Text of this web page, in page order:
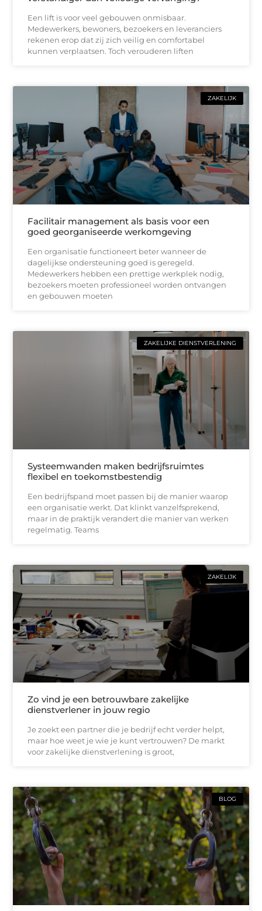
Een lift is voor veel gebouwen onmisbaar.
Medewerkers, bewoners, bezoekers en leveranciers
rekenen erop dat zij zich veilig en comfortabel
kunnen verplaatsen. Toch verouderen liften
ZAKELIJK
Facilitair management als basis voor een
goed georganiseerde werkomgeving
Een organisatie functioneert beter wanneer de
dagelijkse ondersteuning goed is geregeld.
Medewerkers hebben een prettige werkplek nodig,
bezoekers moeten professioneel worden ontvangen
en gebouwen moeten
ZAKELIJKE DIENSTVERLENING
Systeemwanden maken bedrijfsruimtes
flexibel en toekomstbestendig
Een bedrijfspand moet passen bij de manier waarop
een organisatie werkt. Dat klinkt vanzelfsprekend,
maar in de praktijk verandert die manier van werken
regelmatig. Teams
ZAKELIJK
Zo vind je een betrouwbare zakelijke
dienstverlener in jouw regio
Je zoekt een partner die je bedrijf echt verder helpt,
maar hoe weet je wie je kunt vertrouwen? De markt
voor zakelijke dienstverlening is groot,
BLOG